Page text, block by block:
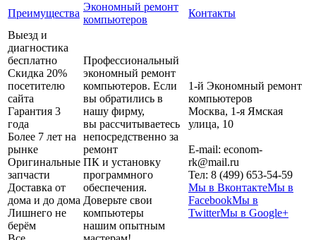
Преимущества
Экономный ремонт
компьютеров
Контакты
Выезд и
диагностика
бесплатно
Скидка 20%
посетителю
сайта
Гарантия 3
года
Более 7 лет на
рынке
Оригинальные
запчасти
Доставка от
дома и до дома
Лишнего не
берём
Профессиональный
экономный ремонт
компьютеров. Если
вы обратились в
нашу фирму,
вы рассчитываетесь
непосредственно за
ремонт
ПК и установку
программного
обеспечения.
Доверьте свои
компьютеры
нашим опытным
1-й Экономный ремонт
компьютеров
Москва, 1-я Ямская
улица, 10
E-mail: econom-
rk@mail.ru
Тел: 8 (499) 653-54-59
Мы в ВконтактеМы в
FacebookМы в
TwitterМы в Google+